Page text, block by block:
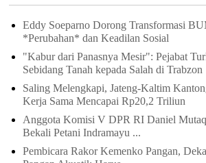
Eddy Soeparno Dorong Transformasi
*Perubahan* dan Keadilan Sosial
"Kabur dari Panasnya Mesir": Pejabat
Sebidang Tanah kepada Salah di Trabzon
Saling Melengkapi, Jateng-Kaltim
Kerja Sama Mencapai Rp20,2 Triliun
Anggota Komisi V DPR RI Daniel
Bekali Petani Indramayu ...
Pembicara Rakor Kemenko Pangan,